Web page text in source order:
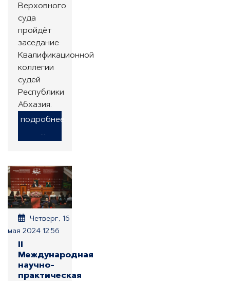
Верховного
суда
пройдёт
заседание
Квалификационной
коллегии
судей
Республики
Абхазия.
подробнее
...
Четверг, 16
мая 2024 12:56
Международная
научно-
практическая